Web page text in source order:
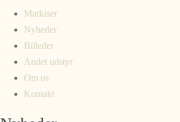
Markiser
Nyheder
Billeder
Andet udstyr
Om os
Kontakt